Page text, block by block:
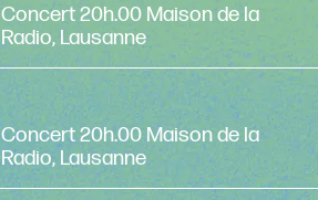
Concert 20h.00 Maison de la
Radio, Lausanne
Concert 20h.00 Maison de la
Radio, Lausanne